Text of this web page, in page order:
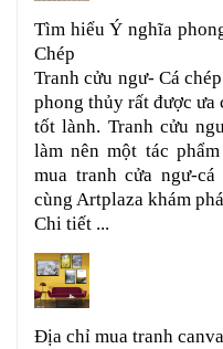
Tìm hiểu Ý nghĩa
Chép
Tranh cửu ngư- Cá
phong thủy rất được ưa
tốt lành. Tranh cửu
làm nên một tác
mua tranh cửa ngư-
cùng Artplaza khám
Chi tiết ...
Địa chỉ mua tranh